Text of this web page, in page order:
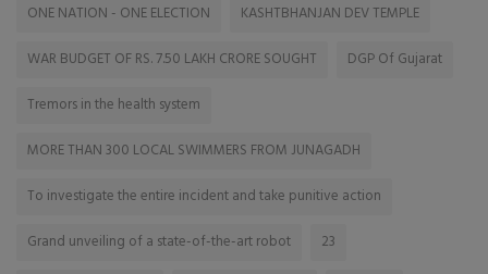
ONE NATION - ONE ELECTION
KASHTBHANJAN DEV TEMPLE
WAR BUDGET OF RS. 7.50 LAKH CRORE SOUGHT
DGP Of Gujarat
Tremors in the health system
MORE THAN 300 LOCAL SWIMMERS FROM JUNAGADH
To investigate the entire incident and take punitive action
Grand unveiling of a state-of-the-art robot
23